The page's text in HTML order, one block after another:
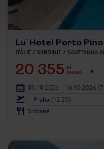
Lu`Hotel Porto Pino
ITÁLIE SARDINIE SANT'ANNA
20 355
KČ
OSOBA
09.10.2026 - 16.10.2026
Praha (12:20)
Snídaně